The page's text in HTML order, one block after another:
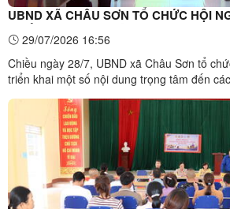
UBND XÃ CHÂU SƠN TỔ CHỨC HỘI
TRIỂN KHAI MỘT SỐ NỘI DUNG
THÔN
29/07/2026 16:56
Chiều ngày 28/7, UBND xã Châu Sơn tổ
triển khai một số nội dung trọng tâm đến
xã chủ trì hội nghị. Tham dự có lãnh đạo
cùng các đồng chí trưởng thôn trên địa bàn ...